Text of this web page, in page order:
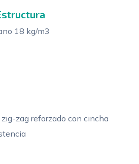
18 kg/m3
zag reforzado con cincha